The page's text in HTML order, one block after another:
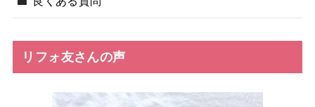
リフォ友さんの声